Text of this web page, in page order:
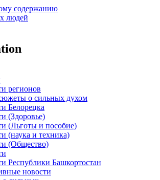
содержанию
регионов
о сильных духом
Белорецка
(Здоровье)
(Льготы и пособие)
(наука и техника)
(Общество)
Республики Башкортостан
новости